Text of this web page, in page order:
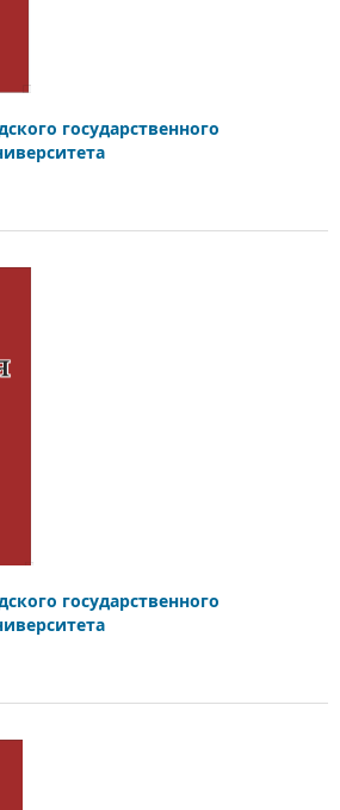
государственного
государственного